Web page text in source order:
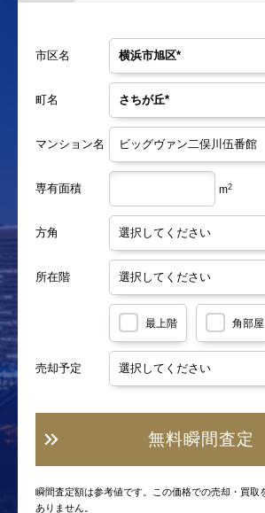
市区名
町名
マンション名
専有面積 m2
方角
所在階
最上階 角部屋
売却予定
無料瞬間査定
瞬間査定額は参考値です。この価格での売却・買取
ありません。